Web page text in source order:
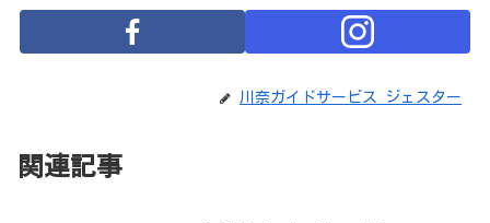
川奈ガイドサービス ジェスター
関連記事